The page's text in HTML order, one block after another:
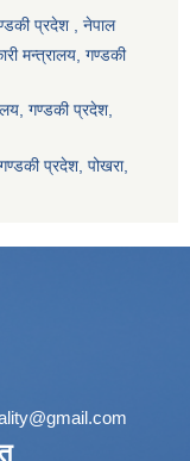
प्रदेश , नेपाल
मन्त्रालय, गण्डकी
गण्डकी प्रदेश,
प्रदेश, पोखरा,